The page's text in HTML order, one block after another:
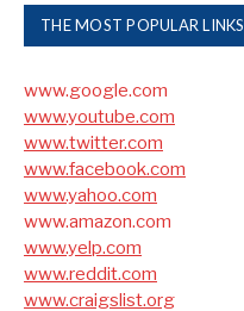
THE MOST POPULAR LINKS
www.google.com
www.youtube.com
www.twitter.com
www.facebook.com
www.yahoo.com
www.amazon.com
www.yelp.com
www.reddit.com
www.craigslist.org